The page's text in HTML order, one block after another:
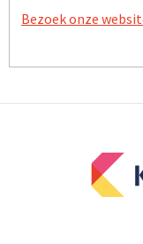
Bezoek onze